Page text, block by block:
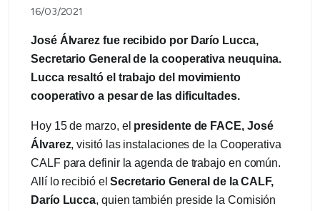
16/03/2021
José Álvarez fue recibido por Darío Lucca,
Secretario General de la cooperativa neuquina.
Lucca resaltó el trabajo del movimiento
cooperativo a pesar de las dificultades.
Hoy 15 de marzo, el presidente de FACE, José
Álvarez, visitó las instalaciones de la Cooperativa
CALF para definir la agenda de trabajo en común.
Allí lo recibió elSecretario General de la CALF,
Darío Lucca, quien también preside la Comisión